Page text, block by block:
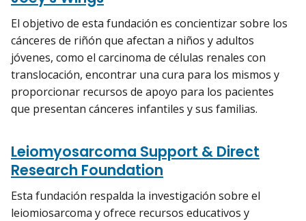
El objetivo de esta fundación es concientizar sobre los
cánceres de riñón que afectan a niños y adultos
jóvenes, como el carcinoma de células renales con
translocación, encontrar una cura para los mismos y
proporcionar recursos de apoyo para los pacientes
que presentan cánceres infantiles y sus familias.
Leiomyosarcoma Support & Direct
Research Foundation
Esta fundación respalda la investigación sobre el
leiomiosarcoma y ofrece recursos educativos y